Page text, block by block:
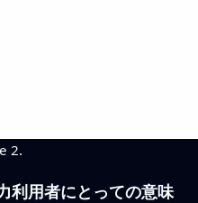
2.
利用者にとっての意味